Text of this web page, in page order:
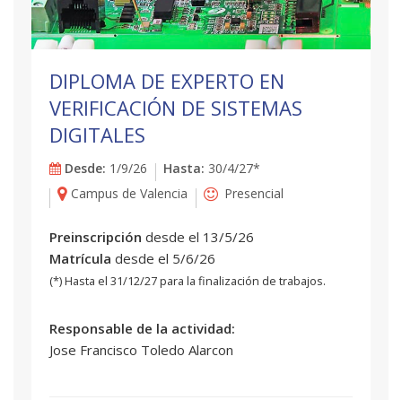
DIPLOMA DE EXPERTO EN
VERIFICACIÓN DE SISTEMAS
DIGITALES
Desde: 1/9/26 Hasta: 30/4/27*
Campus de Valencia
Presencial
Preinscripción desde el 13/5/26
Matrícula desde el 5/6/26
(*) Hasta el 31/12/27 para la finalización de trabajos.
Responsable de la actividad:
Jose Francisco Toledo Alarcon